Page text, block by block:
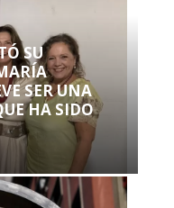
SU
SER UNA
HA SIDO